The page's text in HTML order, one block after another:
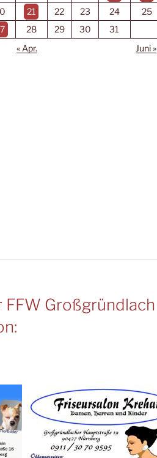
21 22 23 24 25
28 29 30
31
« Apr.
Juni »
FFW Großgründlach